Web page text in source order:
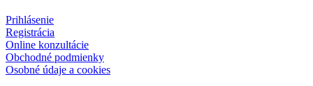
Prihlásenie
Registrácia
Online konzultácie
Obchodné podmienky
Osobné údaje a cookies